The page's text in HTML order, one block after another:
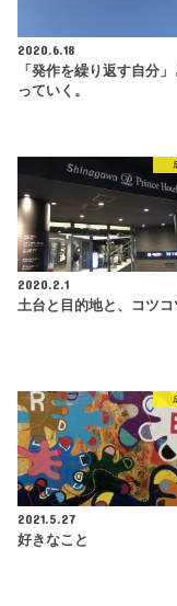
2020.6.18
「発作を繰り返す自分
っていく。
2020.2.1
土台と目的地と、コツコ
2021.5.27
好きなこと